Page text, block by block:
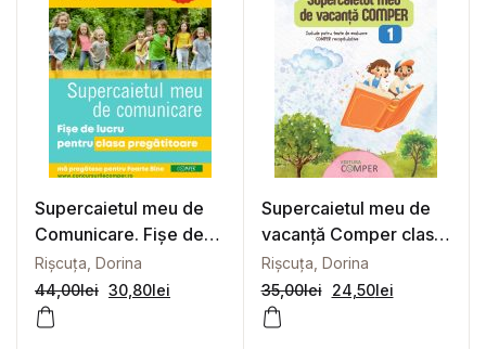
Supercaietul meu de
Comunicare. Fișe de
lucru pentru clasa
pregătitoare
Rișcuța, Dorina
44,00lei 30,80lei
Supercaietul meu de
vacanță Comper clasa
1
Rișcuța, Dorina
35,00lei 24,50lei